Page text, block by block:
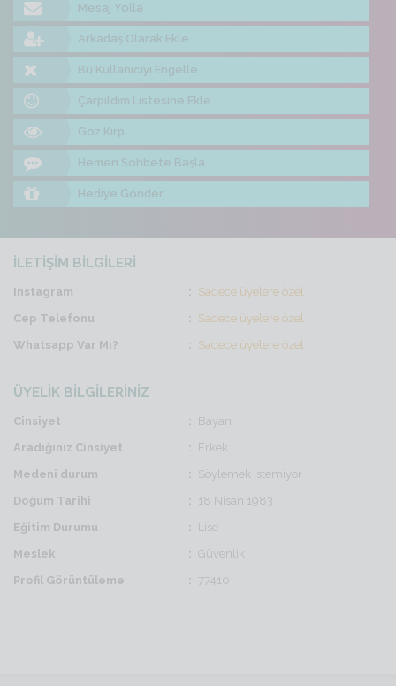
Mesaj Yolla
Arkadaş Olarak Ekle
Bu Kullanıcıyı Engelle
Çarpıldım Listesine Ekle
Göz Kırp
Hemen Sohbete Başla
Hediye Gönder
İLETİŞİM BİLGİLERİ
Instagram
Sadece üyelere özel
Cep Telefonu
Sadece üyelere özel
Whatsapp Var Mı?
Sadece üyelere özel
ÜYELİK BİLGİLERİNİZ
Cinsiyet
Bayan
Aradığınız Cinsiyet
Erkek
Medeni durum
Söylemek istemiyor
Doğum Tarihi
18 Nisan 1983
Eğitim Durumu
Lise
Meslek
Güvenlik
Profil Görüntüleme
77410